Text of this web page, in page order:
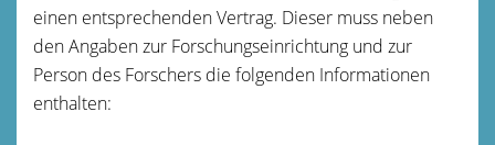
einen entsprechenden Vertrag. Dieser muss neben
den Angaben zur Forschungseinrichtung und zur
Person des Forschers die folgenden Informationen
enthalten: